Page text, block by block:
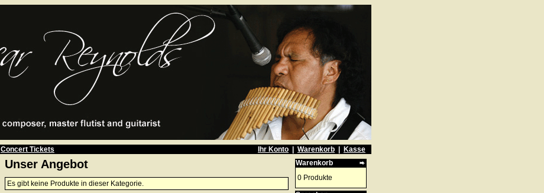
Concert Tickets Ihr Konto Warenkorb
Kasse
Unser Angebot
Es gibt keine Produkte in dieser Kategorie.
Warenkorb
0 Produkte